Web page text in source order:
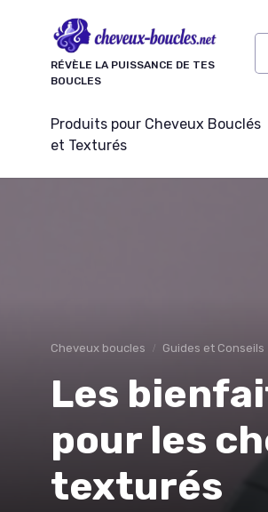
RÉVÈLE LA PUISSANCE DE TES
BOUCLES
Produits pour Cheveux Bouclés
et Texturés
Cheveux boucles Guides et Conseils
Les
pour les
texturés